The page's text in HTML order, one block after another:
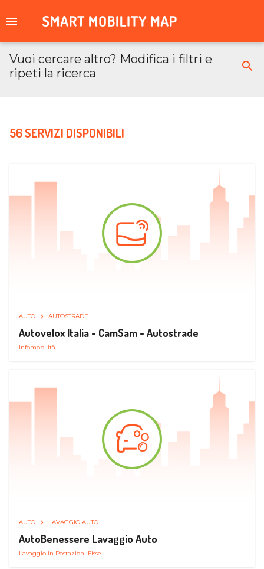
Vuoi cercare altro? Modifica i filtri e
ripeti la ricerca
56 SERVIZI DISPONIBILI
AUTO AUTOSTRADE
Autovelox Italia - CamSam - Autostrade
Infomobilità
AUTO LAVAGGIO AUTO
AutoBenessere Lavaggio Auto
Lavaggio in Postazioni Fisse